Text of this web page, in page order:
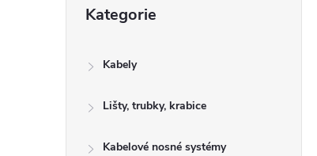
kategorie
Kategorie
Kabely
Lišty, trubky, krabice
Kabelové nosné systémy